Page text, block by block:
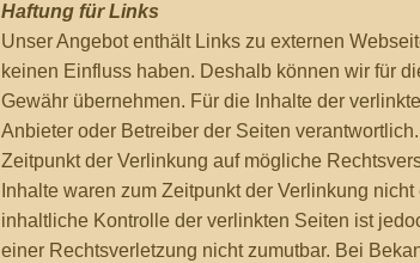
Haftung für Links
Unser Angebot enthält Links zu externen
keinen Einfluss haben. Deshalb können wir für
Gewähr übernehmen. Für die Inhalte der
Anbieter oder Betreiber der Seiten
Zeitpunkt der Verlinkung auf mögliche
Inhalte waren zum Zeitpunkt der Verlinkung
inhaltliche Kontrolle der verlinkten Seiten ist
einer Rechtsverletzung nicht zumutbar. Bei